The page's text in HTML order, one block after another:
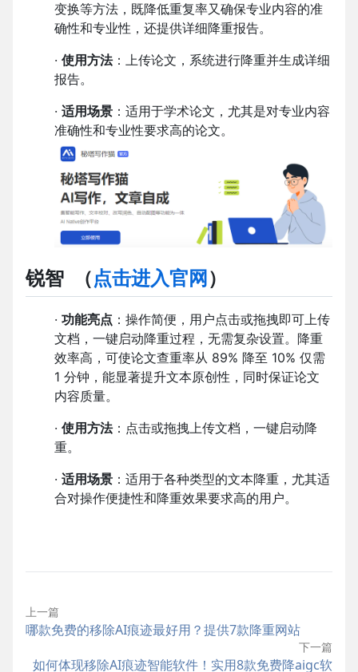
变换等方法，既降低重复率又确保专业内容的准
确性和专业性，还提供详细降重报告。
· 使用方法：上传论文，系统进行降重并生成详细
报告。
· 适用场景 ：适用于学术论文，尤其是对专业内容
准确性和专业性要求高的论文。
锐智 （点击进入官网 ）
· 功能亮点 ：操作简便，用户点击或拖拽即可上传
文档，一键启动降重过程，无需复杂设置。降重
效率高，可使论文查重率从 89% 降至 10% 仅需
1 分钟，能显著提升文本原创性，同时保证论文
内容质量。
· 使用方法：点击或拖拽上传文档，一键启动降
重。
· 适用场景 ：适用于各种类型的文本降重，尤其适
合对操作便捷性和降重效果要求高的用户。
上一篇
哪款免费的移除AI痕迹最好用？提供7款降重网站
下一篇
如何体现移除AI痕迹智能软件！实用8款免费降aigc软